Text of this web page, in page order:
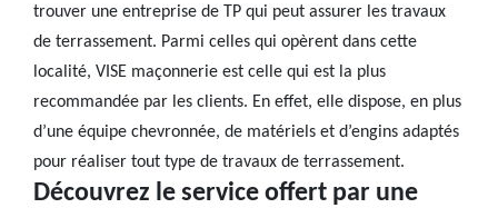
trouver une entreprise de TP qui peut assurer les travaux
de terrassement. Parmi celles qui opèrent dans cette
localité, VISE maçonnerie est celle qui est la plus
recommandée par les clients. En effet, elle dispose, en plus
d’une équipe chevronnée, de matériels et d’engins adaptés
pour réaliser tout type de travaux de terrassement.
Découvrez le service offert par une